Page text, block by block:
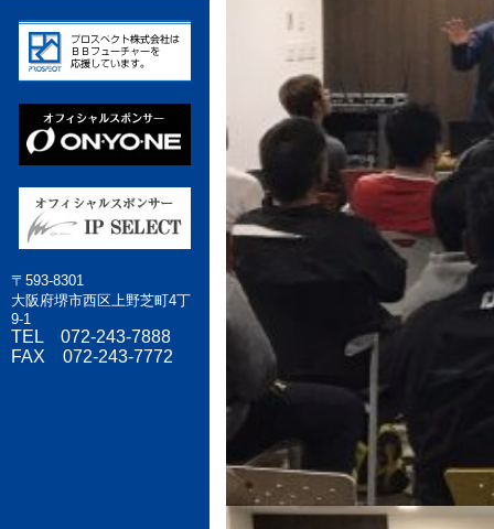
〒593-8301
大阪府堺市西区上野芝町4丁
9-1
TEL 072-243-7888
FAX 072-243-7772